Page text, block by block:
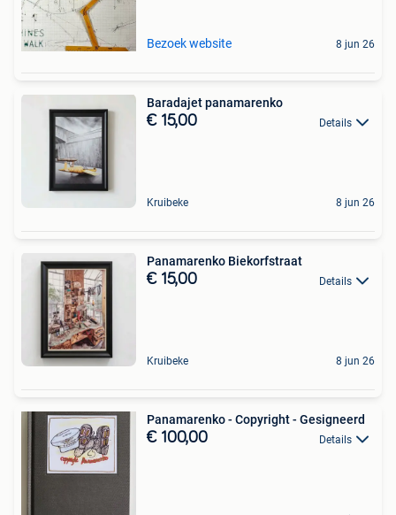
Bezoek website 8 jun 26
Baradajet panamarenko
€ 15,00 Details
Kruibeke 8 jun 26
Panamarenko Biekorfstraat
€ 15,00 Details
Kruibeke 8 jun 26
Panamarenko - Copyright - Gesigneerd
€ 100,00 Details